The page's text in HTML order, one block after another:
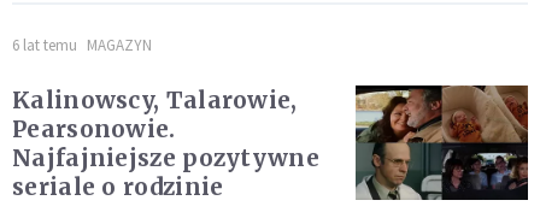
6 lat temu MAGAZYN
Kalinowscy, Talarowie,
Pearsonowie.
Najfajniejsze pozytywne
seriale o rodzinie